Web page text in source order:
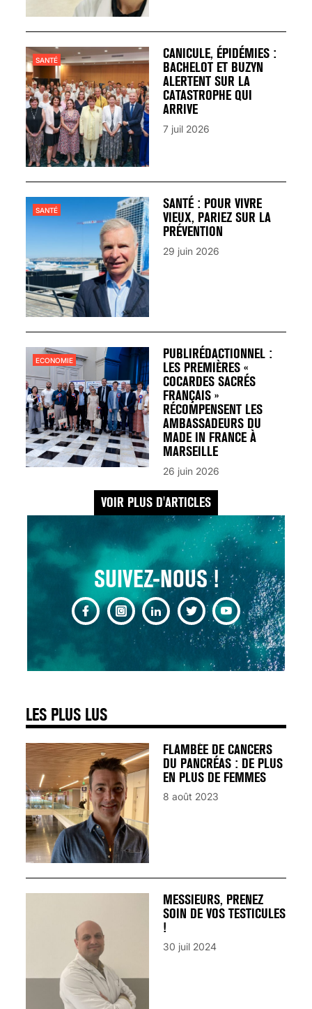
CANICULE, ÉPIDÉMIES :
BACHELOT ET BUZYN
ALERTENT SUR LA
CATASTROPHE QUI
ARRIVE
SANTÉ
7 juil 2026
SANTÉ : POUR VIVRE
VIEUX, PARIEZ SUR LA
PRÉVENTION
SANTÉ
29 juin 2026
PUBLIRÉDACTIONNEL :
LES PREMIÈRES «
COCARDES SACRÉS
FRANÇAIS »
RÉCOMPENSENT LES
AMBASSADEURS DU
MADE IN FRANCE À
MARSEILLE
ECONOMIE
26 juin 2026
VOIR PLUS D'ARTICLES
SUIVEZ-NOUS !
LES PLUS LUS
30 mai 2023
SCANNER, IRM, RADIO,
POUR TOUTES LES
MALADIES
18 juil 2022
INSUFFISANCE
CARDIAQUE : LES
SIGNAUX D’ALERTE
AVANT… LA MORT
25 août 2024
FLAMBÉE DE CANCERS
DU PANCRÉAS : DE PLUS
EN PLUS DE FEMMES
8 août 2023
MESSIEURS, PRENEZ
SOIN DE VOS TESTICULES
!
30 juil 2024